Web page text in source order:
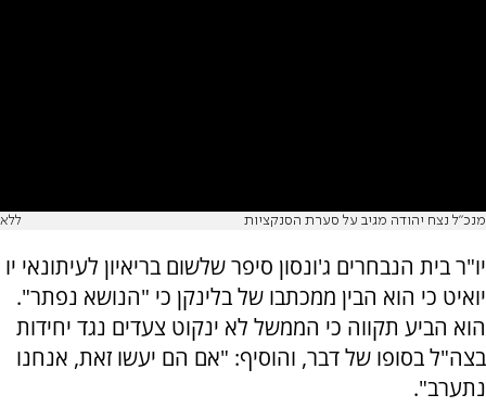
מנכ"ל נצח יהודה מגיב על סערת הסנקציות ללא
יו"ר בית הנבחרים ג'ונסון סיפר שלשום בריאיון לעיתונאי יו
יואיט כי הוא הבין ממכתבו של בלינקן כי "הנושא נפתר".
הוא הביע תקווה כי הממשל לא ינקוט צעדים נגד יחידות
בצה"ל בסופו של דבר, והוסיף: "אם הם יעשו זאת, אנחנו
נתערב".